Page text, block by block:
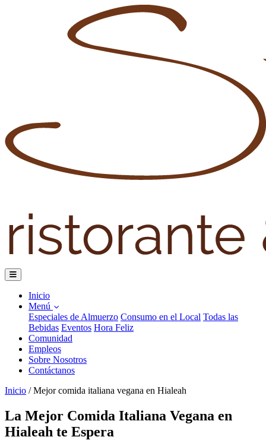
Inicio
Menú
Especiales de Almuerzo Consumo en el Local Todas las
Bebidas Eventos Hora Feliz
Comunidad
Empleos
Sobre Nosotros
Contáctanos
Inicio / Mejor comida italiana vegana en Hialeah
La Mejor Comida Italiana Vegana en
Hialeah te Espera